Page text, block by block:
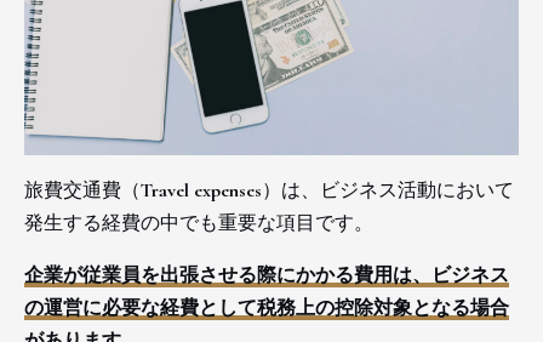
旅費交通費（Travel expenses）は、ビジネス活動において
発生する経費の中でも重要な項目です。
企業が従業員を出張させる際にかかる費用は、ビジネス
の運営に必要な経費として税務上の控除対象となる場合